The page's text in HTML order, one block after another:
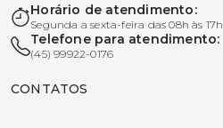
Horário de atendimento:
Segunda a sexta-feira das 08h às 17h
Telefone para atendimento:
(45) 99922-0176
CONTATOS